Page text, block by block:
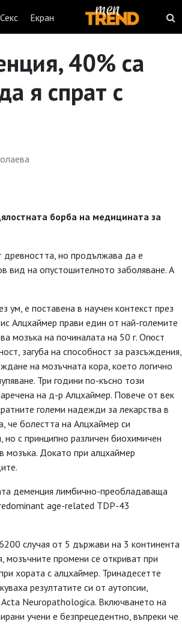
Секс Екран
40% са
я спрат с
борба на медицината за
древността, но продължава да е
вид на опустошителното заболяване. А
ум, е поставена в научен контекст през
Алцхаймер прави един от най-големите
мозъка на починалата на 50 г. Огюст
загуба на способност за разсъждения,
на мозъчната кора, което логично
Три години по-късно този
на д-р Алцхаймер. Повече от век
големи надежди за лекарства в
че болестта на Алцхаймер си
с принципно различен биохимичен
мозъка. Докато при алцхаймер
деменция лимбично-преобладаваща
age-related TDP-43
случая от 5 държави на 3 континента
промени се откриват при
хората с алцхаймер. Тринадесетте
резултатите си от аутопсии,
Acta Neuropathologica. Включването на
учени е безпрецедентно, въпреки че